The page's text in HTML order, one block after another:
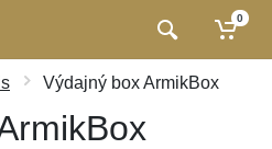
0
Výdajný box ArmikBox